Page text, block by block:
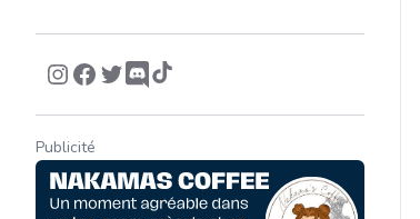
Publicité